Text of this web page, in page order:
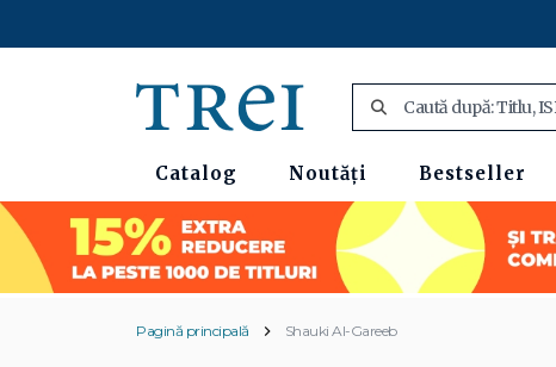
Catalog Noutăți Bestseller
Pagină principală Shauki Al-Gareeb